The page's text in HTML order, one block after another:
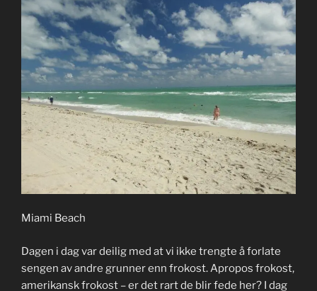
Miami Beach
Dagen i dag var deilig med at vi ikke trengte å forlate
sengen av andre grunner enn frokost. Apropos frokost,
amerikansk frokost – er det rart de blir fede her? I dag